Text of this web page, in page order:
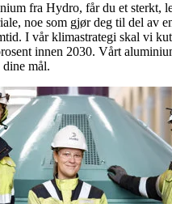
fra Hydro, får du et sterkt,
noe som gjør deg til del av
I vår klimastrategi skal vi
innen 2030. Vårt
dine mål.